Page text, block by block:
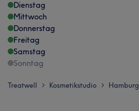
Dienstag
Mittwoch
Donnerstag
Freitag
Samstag
Sonntag
Treatwell > Kosmetikstudio > Hamburg